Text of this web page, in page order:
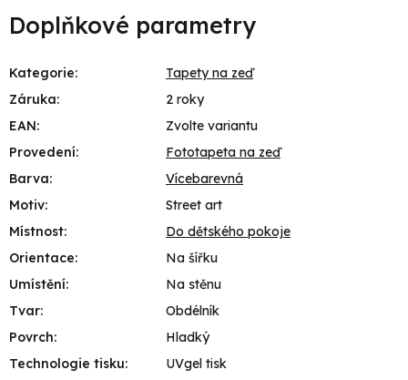
Doplňkové parametry
Kategorie:
Tapety na zeď
Záruka:
2 roky
EAN:
Zvolte variantu
Provedení:
Fototapeta na zeď
Barva:
Vícebarevná
Motiv:
Street art
Místnost:
Do dětského pokoje
Orientace:
Na šířku
Umístění:
Na stěnu
Tvar:
Obdélník
Povrch:
Hladký
Technologie tisku:
UVgel tisk